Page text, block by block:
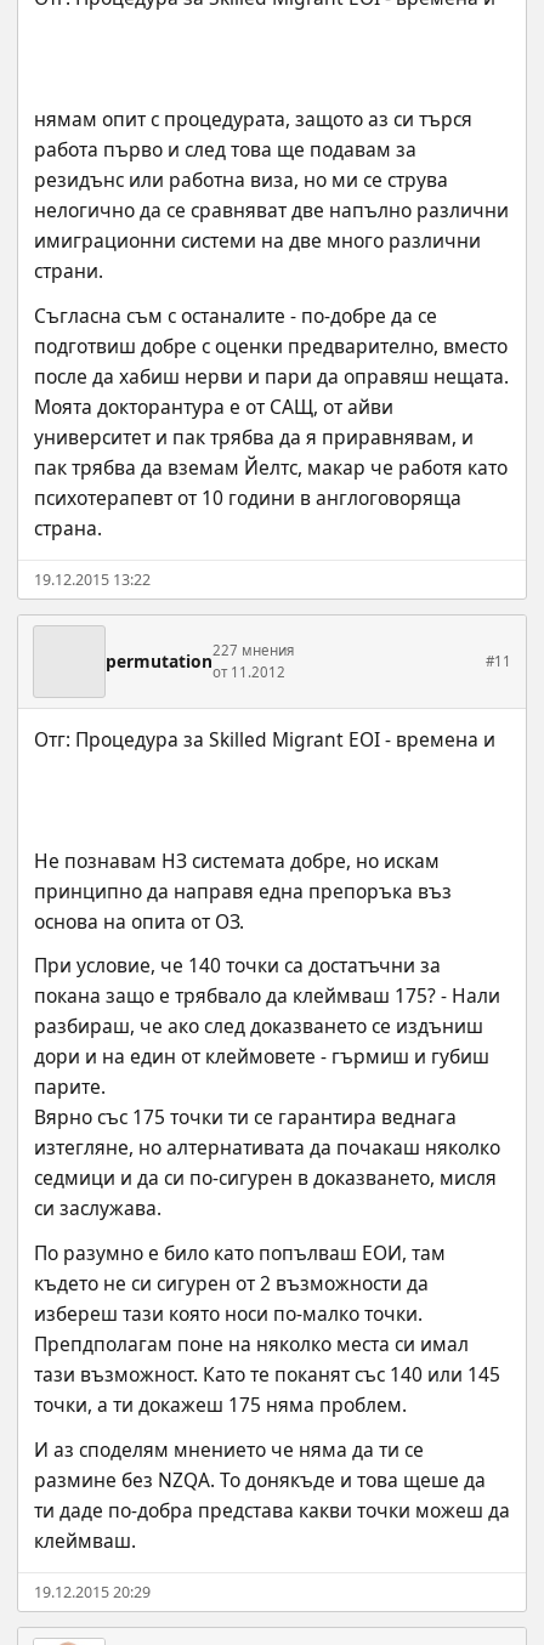
нямам опит с процедурата, защото аз си търся
работа първо и след това ще подавам за
резидънс или работна виза, но ми се струва
нелогично да се сравняват две напълно различни
имиграционни системи на две много различни
страни.
Съгласна съм с останалите - по-добре да се
подготвиш добре с оценки предварително, вместо
после да хабиш нерви и пари да оправяш нещата.
Моята докторантура е от САЩ, от айви
университет и пак трябва да я приравнявам, и
пак трябва да вземам Йелтс, макар че работя като
психотерапевт от 10 години в англоговоряща
страна.
19.12.2015 13:22
permutation227 мнения
от 11.2012
#11
Не познавам НЗ системата добре, но искам
принципно да направя една препоръка въз
основа на опита от ОЗ.
При условие, че 140 точки са достатъчни за
покана защо е трябвало да клеймваш 175? - Нали
разбираш, че ако след доказването се издъниш
дори и на един от клеймовете - гърмиш и губиш
парите.
Вярно със 175 точки ти се гарантира веднага
изтегляне, но алтернативата да почакаш няколко
седмици и да си по-сигурен в доказването, мисля
си заслужава.
По разумно е било като попълваш ЕОИ, там
където не си сигурен от 2 възможности да
избереш тази която носи по-малко точки.
Препдполагам поне на няколко места си имал
тази възможност. Като те поканят със 140 или 145
точки, а ти докажеш 175 няма проблем.
И аз споделям мнението че няма да ти се
размине без NZQA. То донякъде и това щеше да
ти даде по-добра представа какви точки можеш да
клеймваш.
19.12.2015 20:29